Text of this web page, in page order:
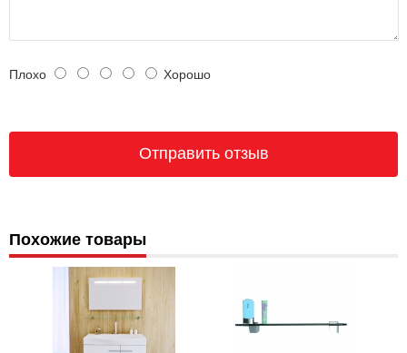
Плохо Хорошо
Похожие товары